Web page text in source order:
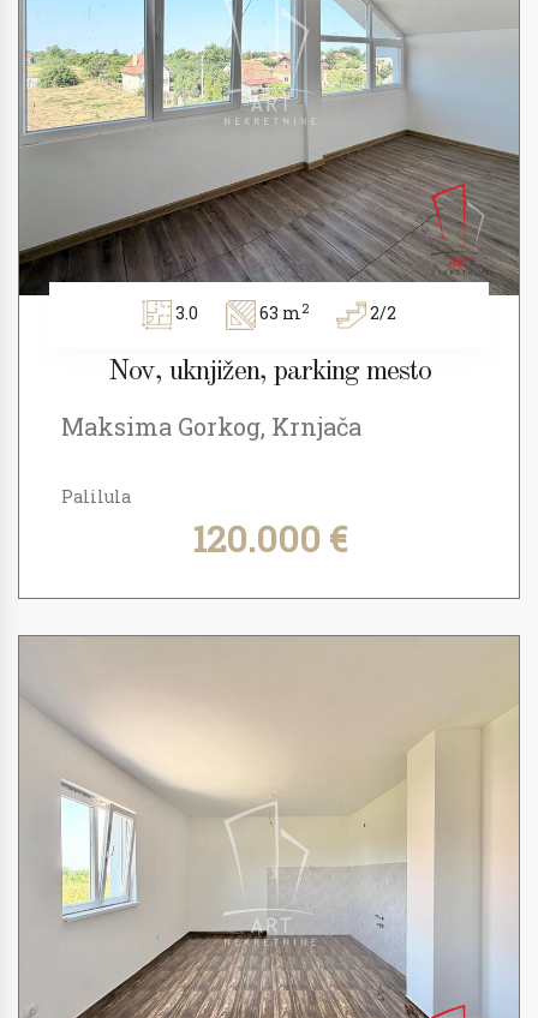
3.0 63 m2 2/2
Nov, uknjižen, parking mesto
Maksima Gorkog, Krnjača
Palilula
120.000 €